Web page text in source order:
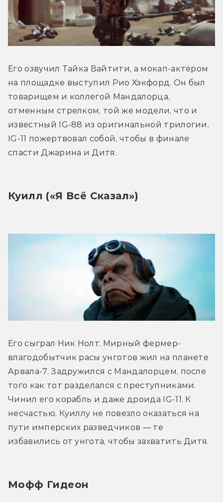
Его озвучил Тайка Вайтити, а мокап-актёром
на площадке выступил Рио Хэкфорд. Он был
товарищем и коллегой Мандалорца,
отменным стрелком, той же модели, что и
известный IG-88 из оригинальной трилогии.
IG-11 пожертвовал собой, чтобы в финале
спасти Джарина и Дитя.
Куилл («Я Всё Сказал»)
Его сыграл Ник Нолт. Мирный фермер-
влагодобытчик расы унготов жил на планете
Арвала-7. Задружился с Мандалорцем, после
того как тот разделался с преступниками.
Чинил его корабль и даже дроида IG-11. К
несчастью, Куиллу не повезло оказаться на
пути имперских разведчиков — те
избавились от унгота, чтобы захватить Дитя.
Мофф Гидеон